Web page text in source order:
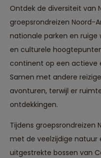
Ontdek de diversiteit van
groepsrondreizen Noord-
nationale parken en ruige
en culturele
continent op een actieve
Samen met andere
avonturen, terwijl er
ontdekkingen.
Tijdens groepsrondreizen
met de veelzijdige natuur
uitgestrekte bossen van